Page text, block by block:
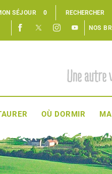
SÉJOUR 0
NOS
OÙ DORMIR